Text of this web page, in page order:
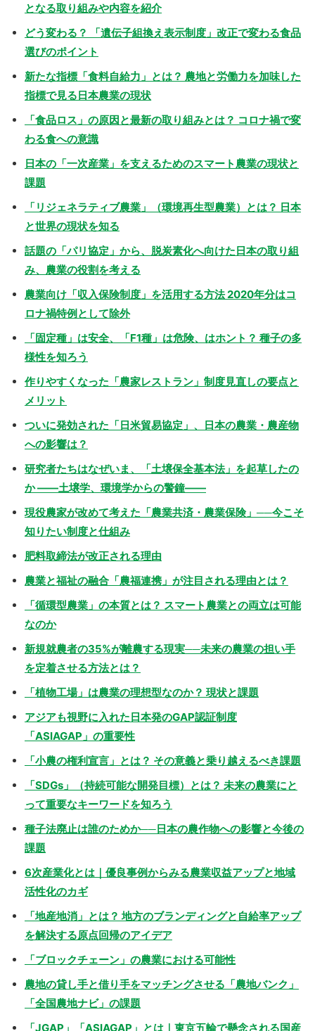
となる取り組みや内容を紹介
どう変わる？ 「遺伝子組換え表示制度」改正で変わる食品
選びのポイント
新たな指標「食料自給力」とは？ 農地と労働力を加味した
指標で見る日本農業の現状
「食品ロス」の原因と最新の取り組みとは？ コロナ禍で変
わる食への意識
日本の「一次産業」を支えるためのスマート農業の現状と
課題
「リジェネラティブ農業」（環境再生型農業）とは？ 日本
と世界の現状を知る
話題の「パリ協定」から、脱炭素化へ向けた日本の取り組
み、農業の役割を考える
農業向け「収入保険制度」を活用する方法 2020年分はコ
ロナ禍特例として除外
「固定種」は安全、「F1種」は危険、はホント？ 種子の多
様性を知ろう
作りやすくなった「農家レストラン」制度見直しの要点と
メリット
ついに発効された「日米貿易協定」、日本の農業・農産物
への影響は？
研究者たちはなぜいま、「土壌保全基本法」を起草したの
か ――土壌学、環境学からの警鐘――
現役農家が改めて考えた「農業共済・農業保険」──今こそ
知りたい制度と仕組み
肥料取締法が改正される理由
農業と福祉の融合「農福連携」が注目される理由とは？
「循環型農業」の本質とは？ スマート農業との両立は可能
なのか
新規就農者の35%が離農する現実──未来の農業の担い手
を定着させる方法とは？
「植物工場」は農業の理想型なのか？ 現状と課題
アジアも視野に入れた日本発のGAP認証制度
「ASIAGAP」の重要性
「小農の権利宣言」とは？ その意義と乗り越えるべき課題
「SDGs」（持続可能な開発目標）とは？ 未来の農業にと
って重要なキーワードを知ろう
種子法廃止は誰のためか──日本の農作物への影響と今後の
課題
6次産業化とは｜優良事例からみる農業収益アップと地域
活性化のカギ
「地産地消」とは？ 地方のブランディングと自給率アップ
を解決する原点回帰のアイデア
「ブロックチェーン」の農業における可能性
農地の貸し手と借り手をマッチングさせる「農地バンク」
「全国農地ナビ」の課題
「JGAP」「ASIAGAP」とは｜東京五輪で懸念される国産